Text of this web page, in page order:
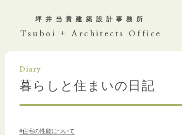
坪井当貴建築設計事務所
Tsuboi + Architects Office
Diary
暮らしと住まいの日記
#住宅の性能について